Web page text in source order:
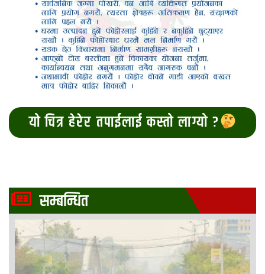
यो चित्र हेरेर तपाईलाई कस्तो लाग्यो ?
सम्बन्धित